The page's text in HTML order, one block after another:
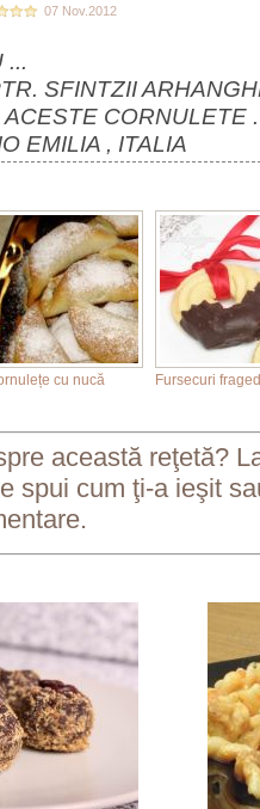
07 Nov.2012
...
SFINTZII
CORNULETE .
EMILIA , ITALIA
cu nucă Fursecuri
această reţetă?
spui cum ţi-a ieşit